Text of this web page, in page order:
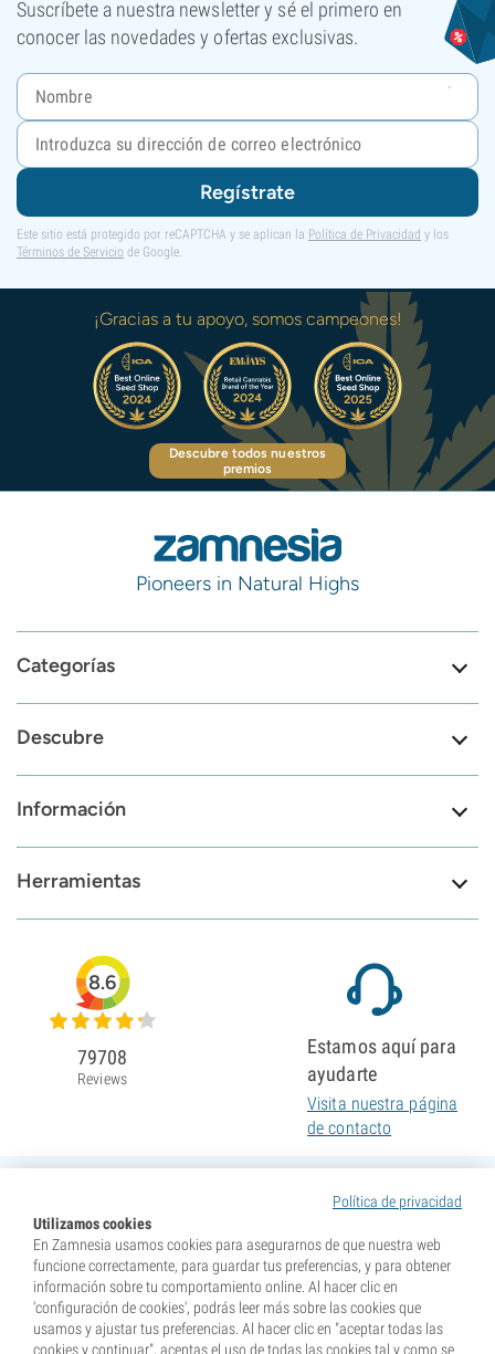
Suscríbete a nuestra newsletter y sé el primero en
conocer las novedades y ofertas exclusivas.
Regístrate
Este sitio está protegido por reCAPTCHA y se aplican la Política de Privacidad y los
Términos de Servicio de Google.
¡Gracias a tu apoyo, somos campeones!
Descubre todos nuestros
premios
Pioneers in Natural Highs
Categorías
Descubre
Información
Herramientas
Política de privacidad
Utilizamos cookies
En Zamnesia usamos cookies para asegurarnos de que nuestra web
funcione correctamente, para guardar tus preferencias, y para obtener
información sobre tu comportamiento online. Al hacer clic en
'configuración de cookies', podrás leer más sobre las cookies que
usamos y ajustar tus preferencias. Al hacer clic en "aceptar todas las
cookies y continuar", aceptas el uso de todas las cookies tal y como se
8.6
79708
Reviews
Estamos aquí para
ayudarte
Visita nuestra página
de contacto